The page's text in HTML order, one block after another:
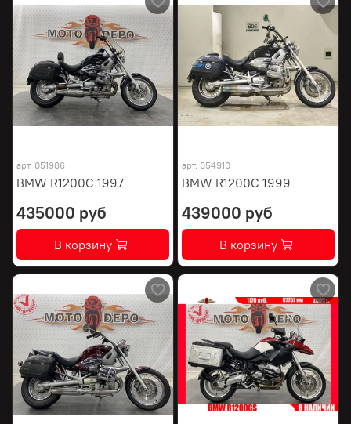
арт. 051986
BMW R1200C 1997
435000 руб
В корзину
арт. 054910
BMW R1200C 1999
439000 руб
В корзину